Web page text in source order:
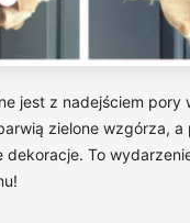
jest z nadejściem pory
zielone wzgórza, a
To